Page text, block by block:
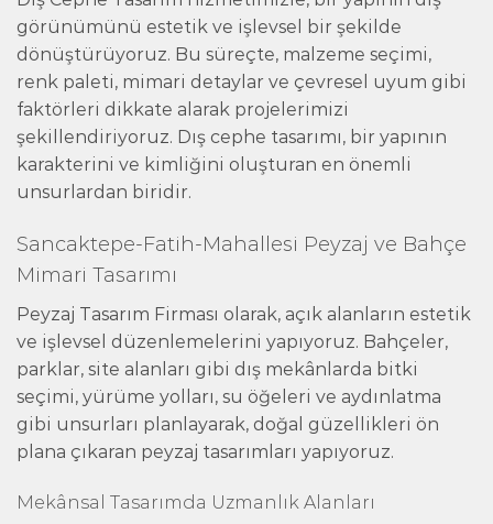
görünümünü estetik ve işlevsel bir şekilde
dönüştürüyoruz. Bu süreçte, malzeme seçimi,
renk paleti, mimari detaylar ve çevresel uyum gibi
faktörleri dikkate alarak projelerimizi
şekillendiriyoruz. Dış cephe tasarımı, bir yapının
karakterini ve kimliğini oluşturan en önemli
unsurlardan biridir.
Sancaktepe-Fatih-Mahallesi Peyzaj ve Bahçe
Mimari Tasarımı
Peyzaj Tasarım Firması olarak, açık alanların estetik
ve işlevsel düzenlemelerini yapıyoruz. Bahçeler,
parklar, site alanları gibi dış mekânlarda bitki
seçimi, yürüme yolları, su öğeleri ve aydınlatma
gibi unsurları planlayarak, doğal güzellikleri ön
plana çıkaran peyzaj tasarımları yapıyoruz.
Mekânsal Tasarımda Uzmanlık Alanları